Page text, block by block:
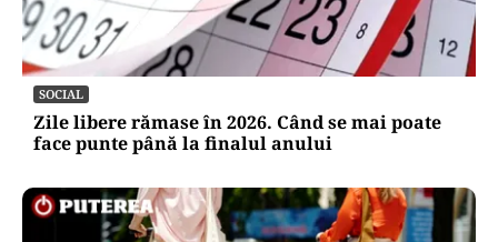
SOCIAL
Zile libere rămase în 2026. Când se mai poate
face punte până la finalul anului